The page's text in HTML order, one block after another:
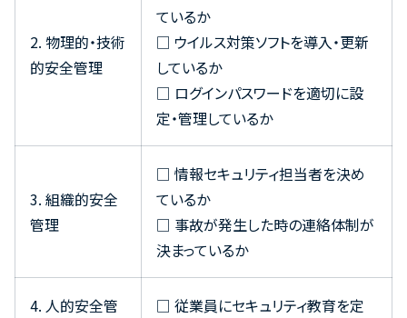
2. 物理的・技術
的安全管理
ているか
□ ウイルス対策ソフトを導入・更新
しているか
□ ログインパスワードを適切に設
定・管理しているか
3. 組織的安全
管理
□ 情報セキュリティ担当者を決め
ているか
□ 事故が発生した時の連絡体制が
決まっているか
4. 人的安全管
□ 従業員にセキュリティ教育を定